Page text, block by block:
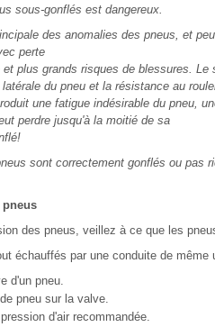
sous-gonflés est dangereux.
des anomalies des pneus, et
perte
plus grands risques de blessures. Le
du pneu et la résistance au
une fatigue indésirable du pneu,
perdre jusqu'à la moitié de sa
sont correctement gonflés ou pas
des pneus, veillez à ce que les
échauffés par une conduite de même
d'un pneu.
pneu sur la valve.
d'air recommandée.